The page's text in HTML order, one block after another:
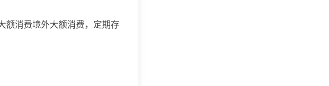
额消费境外大额消费，定期存